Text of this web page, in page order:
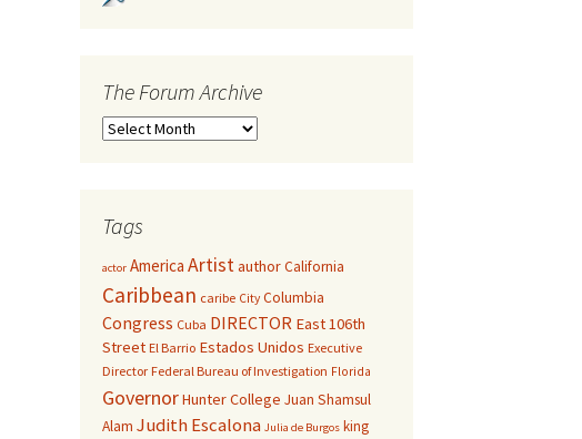
The Forum Archive
Tags
actor America ArtistauthorCalifornia
Caribbean caribe City Columbia
Congress Cuba DIRECTOR East 106th
Street El Barrio Estados Unidos Executive
Director Federal Bureau of Investigation Florida
GovernorHunter College Juan Shamsul
Alam Judith Escalona Julia de Burgos king